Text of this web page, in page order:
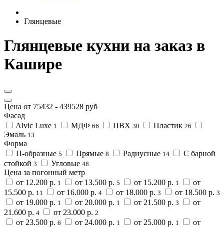
Глянцевые
Глянцевые кухни на заказ в
Кашире
Цена от 75432 - 439528 руб
Фасад
Alvic Luxe 1 МДФ 66 ПВХ 30 Пластик 26
Эмаль 13
Форма
П-образные 5 Прямые 8 Радиусные 14
С барной
стойкой 3 Угловые 48
Цена за погонный метр
от 12.200 р. 1 от 13.500 р. 5 от 15.200 р. 1
от
15.500 р. 11 от 16.000 р. 4 от 18.000 р. 3 от 18.500 р. 3
от 19.000 р. 1 от 20.000 р. 1 от 21.500 р. 3
от
21.600 р. 4 от 23.000 р. 2
от 23.500 р. 6 от 24.000 р. 1 от 25.000 р. 1
от